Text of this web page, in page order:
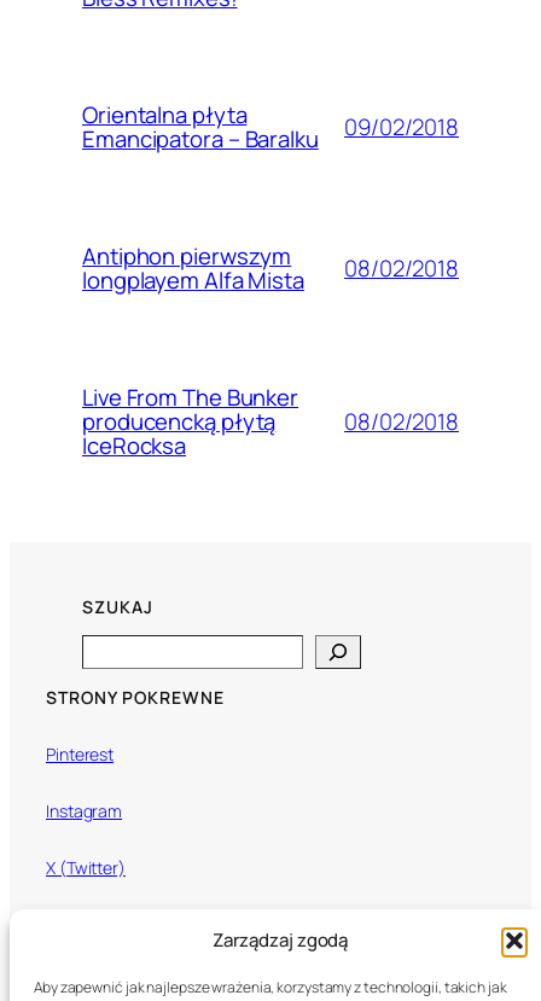
Zarządzaj zgodą
Aby zapewnić jak najlepsze wrażenia, korzystamy z technologii, takich jak
Orientalna płyta
Emancipatora – Baralku 09/02/2018
Antiphon pierwszym
longplayem Alfa Mista 08/02/2018
Live From The Bunker
producencką płytą
IceRocksa
08/02/2018
SZUKAJ
STRONY POKREWNE
Pinterest
Instagram
X (Twitter)